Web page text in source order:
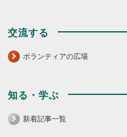
交流する
ボランティアの広場
知る・学ぶ
新着記事一覧